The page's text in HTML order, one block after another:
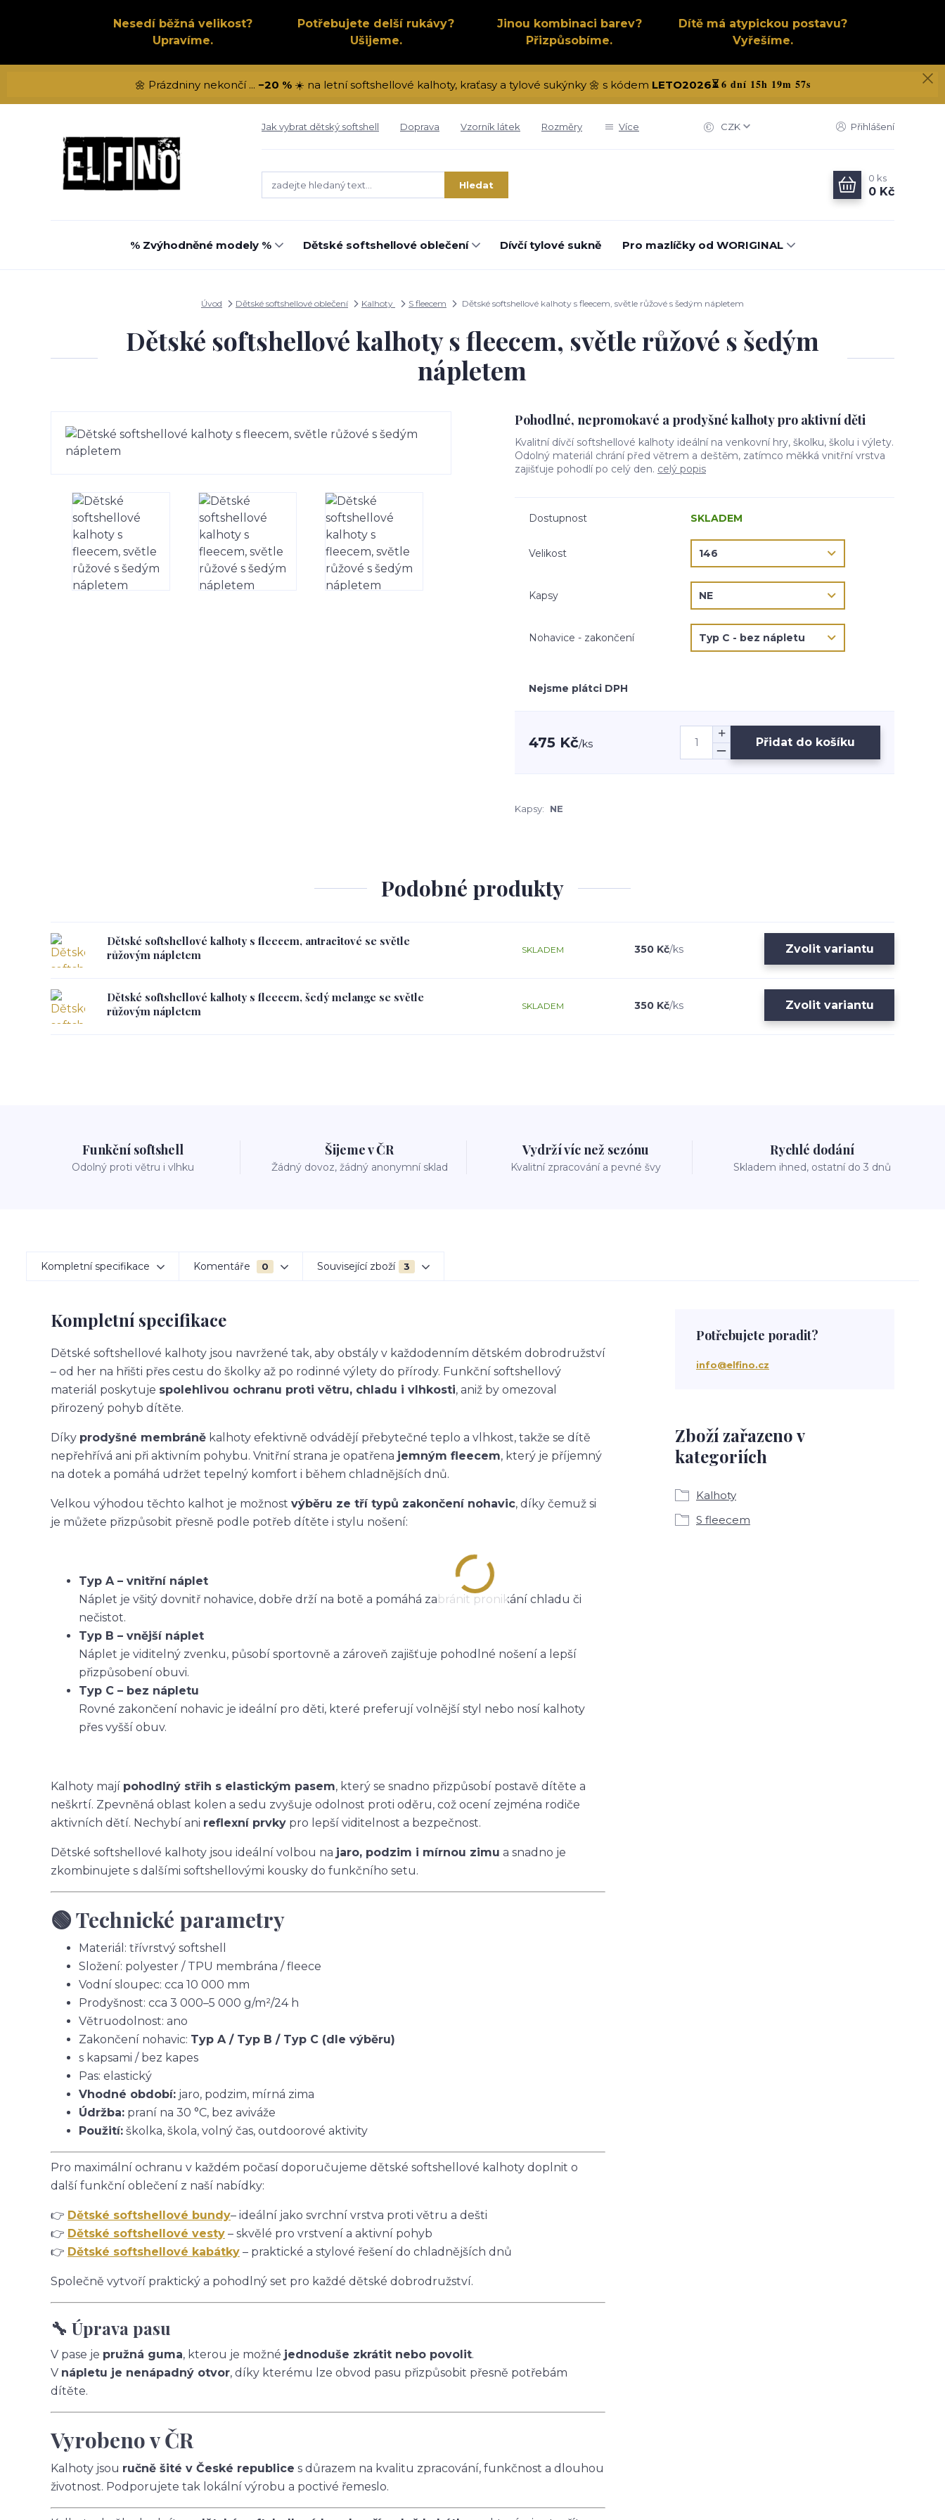
Nesedí běžná velikost?
Upravíme.
Potřebujete delší rukávy?
Ušijeme.
Jinou kombinaci barev?
Přizpůsobíme.
Dítě má atypickou postavu?
Vyřešíme.
🌼 Prázdniny nekončí ... −20 %☀️ na letní softshellové kalhoty, kraťasy a tylové sukýnky 🌼 s kódem LETO2026⏳6 dní 15h 19m 56s
Jak vybrat dětský softshell Doprava Vzorník látek Rozměry Více CZK Přihlášení
Hledat
0 ks
0 Kč
% Zvýhodněné modely % Dětské softshellové oblečení Dívčí tylové sukně Pro mazlíčky od WORIGINAL
Úvod Dětské softshellové oblečení Kalhoty S fleecem Dětské softshellové kalhoty s fleecem, světle růžové s šedým nápletem
Dětské softshellové kalhoty s fleecem, světle růžové s šedým
nápletem
Pohodlné, nepromokavé a prodyšné kalhoty pro aktivní děti
Kvalitní dívčí softshellové kalhoty ideální na venkovní hry, školku, školu i výlety.
Odolný materiál chrání před větrem a deštěm, zatímco měkká vnitřní vrstva
zajišťuje pohodlí po celý den. celý popis
Dostupnost SKLADEM
Velikost
Kapsy
Nohavice - zakončení
Nejsme plátci DPH
475 Kč/ks Přidat do košíku
Kapsy: NE
Podobné produkty
Dětské softshellové kalhoty s fleecem, antracitové se světle
růžovým nápletem
350 Kč/ks
SKLADEM Zvolit variantu
Dětské softshellové kalhoty s fleecem, šedý melange se světle
růžovým nápletem
350 Kč/ks
SKLADEM Zvolit variantu
Funkční softshell
Odolný proti větru i vlhku
Šijeme v ČR
Žádný dovoz, žádný anonymní sklad
Vydrží víc než sezónu
Kvalitní zpracování a pevné švy
Rychlé dodání
Skladem ihned, ostatní do 3 dnů
Kompletní specifikace Komentáře 0 Související zboží 3
Kompletní specifikace
Dětské softshellové kalhoty jsou navržené tak, aby obstály v každodenním dětském dobrodružství
– od her na hřišti přes cestu do školky až po rodinné výlety do přírody. Funkční softshellový
materiál poskytuje spolehlivou ochranu proti větru, chladu i vlhkosti, aniž by omezoval
přirozený pohyb dítěte.
Díky prodyšné membráně kalhoty efektivně odvádějí přebytečné teplo a vlhkost, takže se dítě
nepřehřívá ani při aktivním pohybu. Vnitřní strana je opatřena jemným fleecem, který je příjemný
na dotek a pomáhá udržet tepelný komfort i během chladnějších dnů.
Velkou výhodou těchto kalhot je možnost výběru ze tří typů zakončení nohavic, díky čemuž si
je můžete přizpůsobit přesně podle potřeb dítěte i stylu nošení:
Typ A – vnitřní náplet
Náplet je všitý dovnitř nohavice, dobře drží na botě a pomáhá zabránit pronikání chladu či
nečistot.
Typ B – vnější náplet
Náplet je viditelný zvenku, působí sportovně a zároveň zajišťuje pohodlné nošení a lepší
přizpůsobení obuvi.
Typ C – bez nápletu
Rovné zakončení nohavic je ideální pro děti, které preferují volnější styl nebo nosí kalhoty
přes vyšší obuv.
Kalhoty mají pohodlný střih s elastickým pasem, který se snadno přizpůsobí postavě dítěte a
neškrtí. Zpevněná oblast kolen a sedu zvyšuje odolnost proti oděru, což ocení zejména rodiče
aktivních dětí. Nechybí ani reflexní prvky pro lepší viditelnost a bezpečnost.
Dětské softshellové kalhoty jsou ideální volbou na jaro, podzim i mírnou zimu a snadno je
zkombinujete s dalšími softshellovými kousky do funkčního setu.
🟢 Technické parametry
Materiál: třívrstvý softshell
Složení: polyester / TPU membrána / fleece
Vodní sloupec: cca 10 000 mm
Prodyšnost: cca 3 000–5 000 g/m²/24 h
Větruodolnost: ano
Zakončení nohavic: Typ A / Typ B / Typ C (dle výběru)
s kapsami / bez kapes
Pas: elastický
Vhodné období: jaro, podzim, mírná zima
Údržba: praní na 30 °C, bez aviváže
Použití: školka, škola, volný čas, outdoorové aktivity
Pro maximální ochranu v každém počasí doporučujeme dětské softshellové kalhoty doplnit o
další funkční oblečení z naší nabídky:
👉 Dětské softshellové bundy– ideální jako svrchní vrstva proti větru a dešti
👉 Dětské softshellové vesty – skvělé pro vrstvení a aktivní pohyb
👉 Dětské softshellové kabátky – praktické a stylové řešení do chladnějších dnů
Společně vytvoří praktický a pohodlný set pro každé dětské dobrodružství.
🔧 Úprava pasu
V pase je pružná guma, kterou je možné jednoduše zkrátit nebo povolit.
V nápletu je nenápadný otvor, díky kterému lze obvod pasu přizpůsobit přesně potřebám
dítěte.
Vyrobeno v ČR
Kalhoty jsou ručně šité v České republice s důrazem na kvalitu zpracování, funkčnost a dlouhou
životnost. Podporujete tak lokální výrobu a poctivé řemeslo.
Zboží zařazeno v
kategoriích
Kalhoty
S fleecem
Potřebujete poradit?
info@elfino.cz